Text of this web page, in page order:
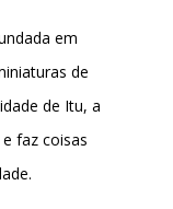
em
de
de Itu, a
faz coisas